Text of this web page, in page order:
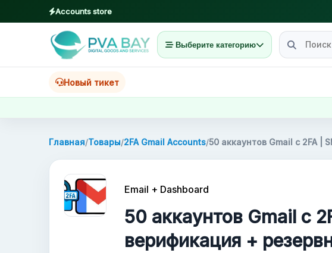
Accounts store
Выберите категорию
Новый тикет
Главная
About
Главная/Товары/2FA Gmail Accounts/50 аккаунтов Gmail с 2FA |
Email + Dashboard
50 аккаунтов Gmail с
верификация +